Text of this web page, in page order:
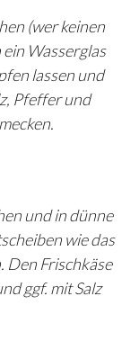
(wer keinen
Wasserglas
lassen und
Pfeffer und
und in dünne
wie das
Den Frischkäse
ggf. mit Salz